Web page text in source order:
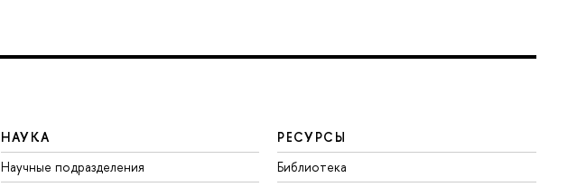
НАУКА
Научные подразделения
РЕСУРСЫ
Библиотека